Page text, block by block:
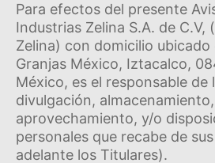
Para efectos del presente
Industrias Zelina S.A. de C.V,
Zelina) con domicilio ubicado
Granjas México, Iztacalco,
México, es el responsable de
divulgación,
aprovechamiento, y/o
personales que recabe de
adelante los Titulares).